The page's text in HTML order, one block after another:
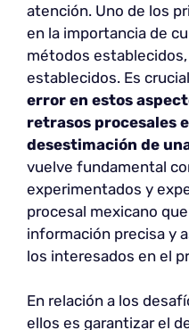
atención. Uno de los
en la importancia de
métodos
establecidos. Es
error en estos
retrasos procesales
desestimación de
vuelve fundamental
experimentados y
procesal mexicano
información precisa y
los interesados en el
En relación a los
ellos es garantizar el